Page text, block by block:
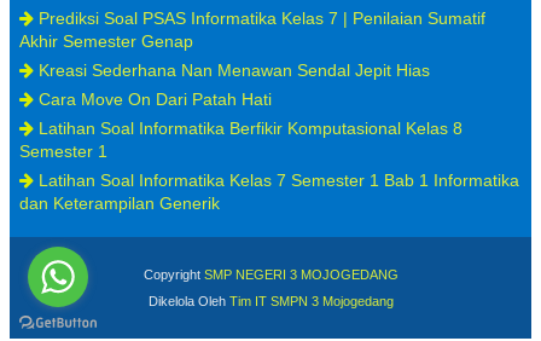
Prediksi Soal PSAS Informatika Kelas 7 | Penilaian Sumatif
Akhir Semester Genap
Kreasi Sederhana Nan Menawan Sendal Jepit Hias
Cara Move On Dari Patah Hati
Latihan Soal Informatika Berfikir Komputasional Kelas 8
Semester 1
Latihan Soal Informatika Kelas 7 Semester 1 Bab 1 Informatika
dan Keterampilan Generik
Copyright SMP NEGERI 3 MOJOGEDANG
Dikelola Oleh Tim IT SMPN 3 Mojogedang